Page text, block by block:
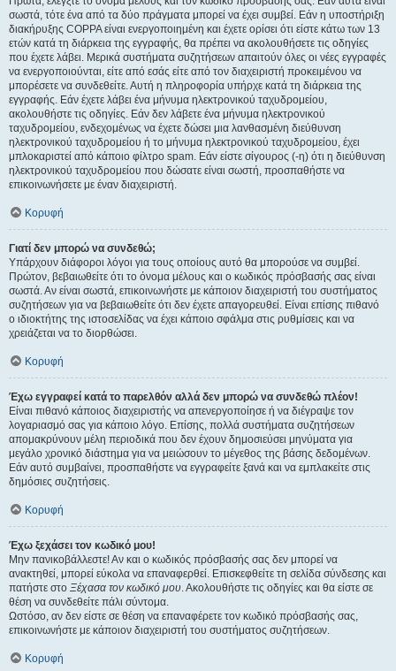
σωστά, τότε ένα από τα δύο πράγματα μπορεί να έχει συμβεί. Εάν η υποστήριξη
διακήρυξης COPPA είναι ενεργοποιημένη και έχετε ορίσει ότι είστε κάτω των 13
ετών κατά τη διάρκεια της εγγραφής, θα πρέπει να ακολουθήσετε τις οδηγίες
που έχετε λάβει. Μερικά συστήματα συζητήσεων απαιτούν όλες οι νέες εγγραφές
να ενεργοποιούνται, είτε από εσάς είτε από τον διαχειριστή προκειμένου να
μπορέσετε να συνδεθείτε. Αυτή η πληροφορία υπήρχε κατά τη διάρκεια της
εγγραφής. Εάν έχετε λάβει ένα μήνυμα ηλεκτρονικού ταχυδρομείου,
ακολουθήστε τις οδηγίες. Εάν δεν λάβετε ένα μήνυμα ηλεκτρονικού
ταχυδρομείου, ενδεχομένως να έχετε δώσει μια λανθασμένη διεύθυνση
ηλεκτρονικού ταχυδρομείου ή το μήνυμα ηλεκτρονικού ταχυδρομείου, έχει
μπλοκαριστεί από κάποιο φίλτρο spam. Εάν είστε σίγουρος (-η) ότι η διεύθυνση
ηλεκτρονικού ταχυδρομείου που δώσατε είναι σωστή, προσπαθήστε να
επικοινωνήσετε με έναν διαχειριστή.
Κορυφή
Γιατί δεν μπορώ να συνδεθώ;
Υπάρχουν διάφοροι λόγοι για τους οποίους αυτό θα μπορούσε να συμβεί.
Πρώτον, βεβαιωθείτε ότι το όνομα μέλους και ο κωδικός πρόσβασής σας είναι
σωστά. Αν είναι σωστά, επικοινωνήστε με κάποιον διαχειριστή του συστήματος
συζητήσεων για να βεβαιωθείτε ότι δεν έχετε απαγορευθεί. Είναι επίσης πιθανό
ο ιδιοκτήτης της ιστοσελίδας να έχει κάποιο σφάλμα στις ρυθμίσεις και να
χρειάζεται να το διορθώσει.
Κορυφή
Έχω εγγραφεί κατά το παρελθόν αλλά δεν μπορώ να συνδεθώ πλέον!
Είναι πιθανό κάποιος διαχειριστής να απενεργοποίησε ή να διέγραψε τον
λογαριασμό σας για κάποιο λόγο. Επίσης, πολλά συστήματα συζητήσεων
απομακρύνουν μέλη περιοδικά που δεν έχουν δημοσιεύσει μηνύματα για
μεγάλο χρονικό διάστημα για να μειώσουν το μέγεθος της βάσης δεδομένων.
Εάν αυτό συμβαίνει, προσπαθήστε να εγγραφείτε ξανά και να εμπλακείτε στις
δημόσιες συζητήσεις.
Κορυφή
Έχω ξεχάσει τον κωδικό μου!
Μην πανικοβάλλεστε! Αν και ο κωδικός πρόσβασής σας δεν μπορεί να
ανακτηθεί, μπορεί εύκολα να επαναφερθεί. Επισκεφθείτε τη σελίδα σύνδεσης και
πατήστε στο Ξέχασα τον κωδικό μου. Ακολουθήστε τις οδηγίες και θα είστε σε
θέση να συνδεθείτε πάλι σύντομα.
Ωστόσο, αν δεν είστε σε θέση να επαναφέρετε τον κωδικό πρόσβασής σας,
επικοινωνήστε με κάποιον διαχειριστή του συστήματος συζητήσεων.
Κορυφή